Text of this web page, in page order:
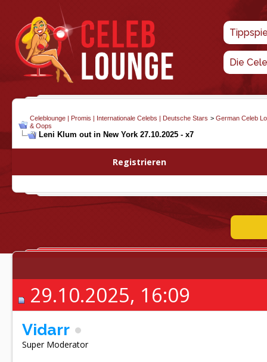
Die
Celeblounge | Promis | Internationale Celebs | Deutsche Stars > German Celeb
& Oops
Leni Klum out in New York 27.10.2025 - x7
Registrieren
29.10.2025, 16:09
Vidarr
Super Moderator